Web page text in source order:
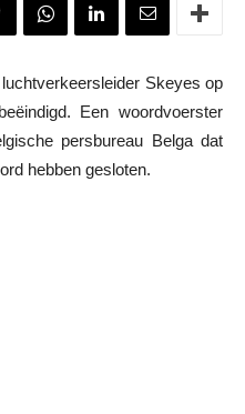
Skeyes op
Een woordvoerster
persbureau Belga dat
hebben gesloten.